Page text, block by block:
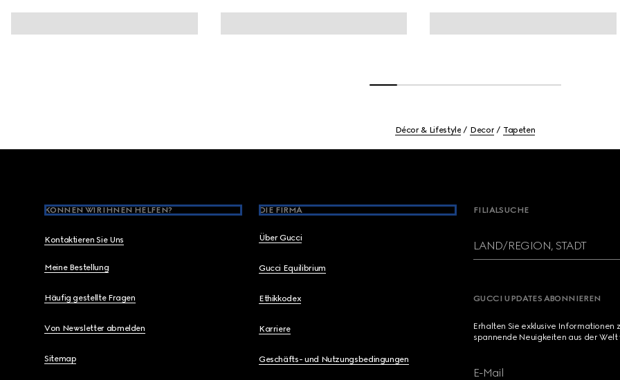
Décor & Lifestyle Decor Tapeten
KÖNNEN WIR IHNEN HELFEN?
Kontaktieren Sie Uns
Meine Bestellung
Häufig gestellte Fragen
Von Newsletter abmelden
Sitemap
DIE FIRMA
Über Gucci
Gucci Equilibrium
Ethikkodex
Karriere
Geschäfts- und Nutzungsbedingungen
FILIALSUCHE
LAND/REGION, STADT
GUCCI UPDATES ABONNIEREN
Erhalten Sie exklusive
spannende Neuigkeiten aus der Welt
E-Mail